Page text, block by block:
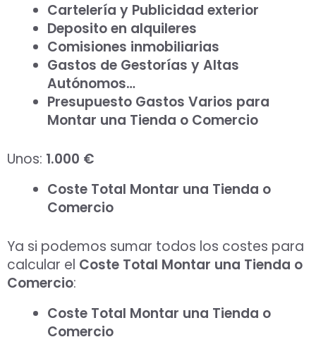
Cartelería y Publicidad exterior
Deposito en alquileres
Comisiones inmobiliarias
Gastos de Gestorías y Altas
Autónomos…
Presupuesto Gastos Varios para
Montar una Tienda o Comercio
Unos: 1.000 €
Coste Total Montar una Tienda o
Comercio
Ya si podemos sumar todos los costes para
calcular el Coste Total Montar una Tienda o
Comercio:
Coste Total Montar una Tienda o
Comercio